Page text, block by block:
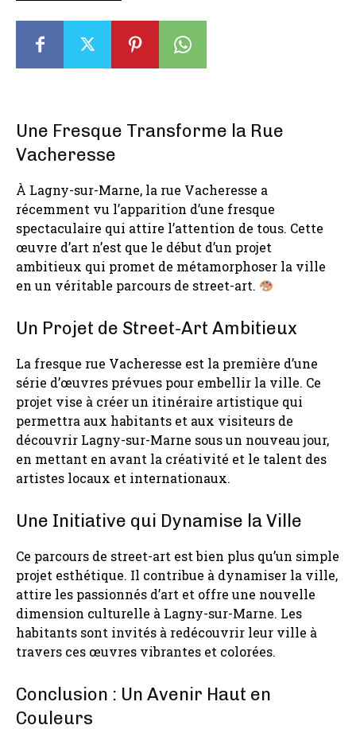
Une Fresque Transforme la Rue
Vacheresse
À Lagny-sur-Marne, la rue Vacheresse a
récemment vu l’apparition d’une fresque
spectaculaire qui attire l’attention de tous. Cette
œuvre d’art n’est que le début d’un projet
ambitieux qui promet de métamorphoser la ville
en un véritable parcours de street-art.
Un Projet de Street-Art Ambitieux
La fresque rue Vacheresse est la première d’une
série d’œuvres prévues pour embellir la ville. Ce
projet vise à créer un itinéraire artistique qui
permettra aux habitants et aux visiteurs de
découvrir Lagny-sur-Marne sous un nouveau jour,
en mettant en avant la créativité et le talent des
artistes locaux et internationaux.
Une Initiative qui Dynamise la Ville
Ce parcours de street-art est bien plus qu’un simple
projet esthétique. Il contribue à dynamiser la ville,
attire les passionnés d’art et offre une nouvelle
dimension culturelle à Lagny-sur-Marne. Les
habitants sont invités à redécouvrir leur ville à
travers ces œuvres vibrantes et colorées.
Conclusion : Un Avenir Haut en
Couleurs